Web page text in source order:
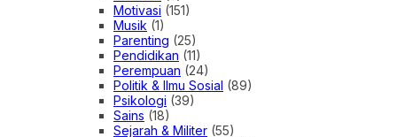
Motivasi (151)
Musik (1)
Parenting (25)
Pendidikan (11)
Perempuan (24)
Politik & Ilmu Sosial (89)
Psikologi (39)
Sains (18)
Sejarah & Militer (55)